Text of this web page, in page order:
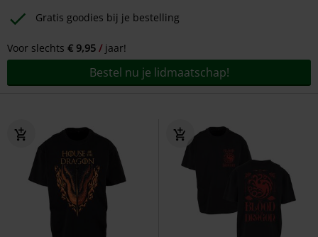
Gratis goodies bij je bestelling
Voor slechts € 9,95 jaar!
Bestel nu je lidmaatschap!